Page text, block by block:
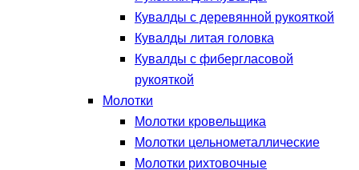
Кувалды с деревянной рукояткой
Кувалды литая головка
Кувалды с фибергласовой
рукояткой
Молотки
Молотки кровельщика
Молотки цельнометаллические
Молотки рихтовочные